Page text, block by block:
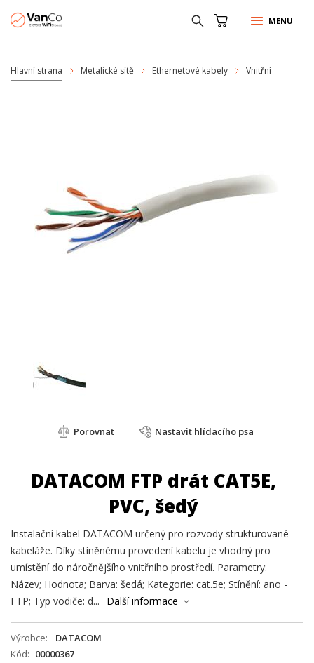
MENU
Hlavní strana Metalické sítě Ethernetové kabely Vnitřní
Porovnat Nastavit hlídacího psa
DATACOM FTP drát CAT5E,
PVC, šedý
Instalační kabel DATACOM určený pro rozvody strukturované
kabeláže. Díky stíněnému provedení kabelu je vhodný pro
umístění do náročnějšího vnitřního prostředí. Parametry:
Název; Hodnota; Barva: šedá; Kategorie: cat.5e; Stínění: ano -
FTP; Typ vodiče: d...
Další informace
Výrobce
DATACOM
Kód
00000367